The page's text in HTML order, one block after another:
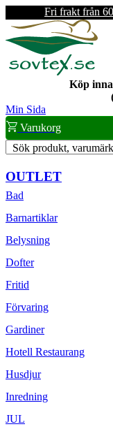
Fri frakt från
Köp
Min Sida
Varukorg
Sök produkt,
OUTLET
Bad
Barnartiklar
Belysning
Dofter
Fritid
Förvaring
Gardiner
Hotell Restaurang
Husdjur
Inredning
JUL